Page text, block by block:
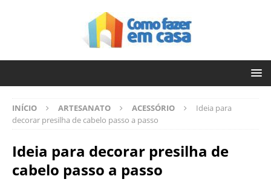
INÍCIO ARTESANATO ACESSÓRIO
Ideia para
decorar presilha de cabelo passo a passo
Ideia para decorar presilha de
cabelo passo a passo